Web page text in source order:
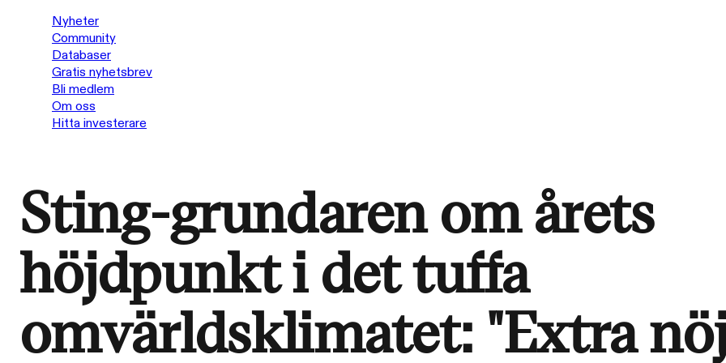
Nyheter
Community
Databaser
Gratis nyhetsbrev
Bli medlem
Om oss
Hitta investerare
Sting-grundaren om årets
höjdpunkt i det tuffa
omvärldsklimatet: "Extra